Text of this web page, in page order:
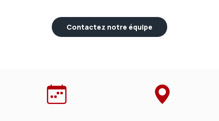
Contactez notre équipe